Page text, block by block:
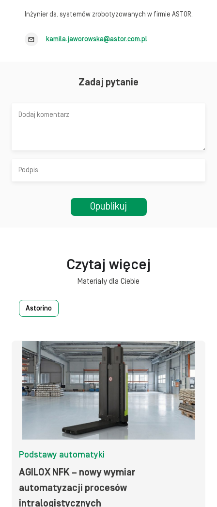
Inżynier ds. systemów zrobotyzowanych w firmie ASTOR.
kamila.jaworowska@astor.com.pl
Zadaj pytanie
Czytaj więcej
Materiały dla Ciebie
Astorino
Podstawy automatyki
AGILOX NFK – nowy wymiar
automatyzacji procesów
intralogistycznych